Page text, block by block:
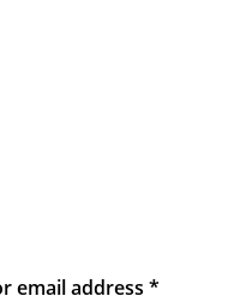
email address *